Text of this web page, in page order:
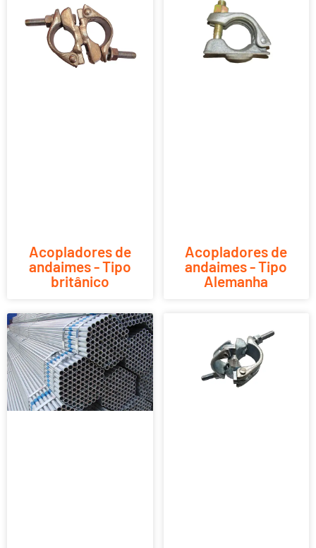
Acopladores de
andaimes - Tipo
britânico
Acopladores de
andaimes - Tipo
Alemanha